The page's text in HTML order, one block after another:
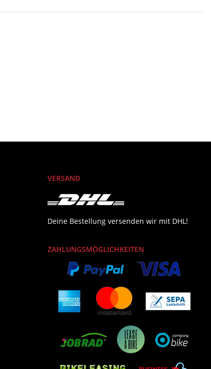
VERSAND
Deine Bestellung versenden wir mit DHL!
ZAHLUNGSMÖGLICHKEITEN